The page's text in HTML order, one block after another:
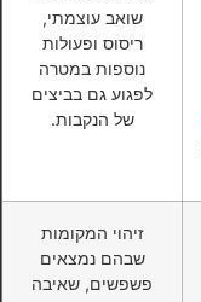
שואב עוצמתי,
ריסוס ופעולות
נוספות במטרה
לפגוע גם בביצים
של הנקבות.
זיהוי המקומות
שבהם נמצאים
פשפשים, שאיבה